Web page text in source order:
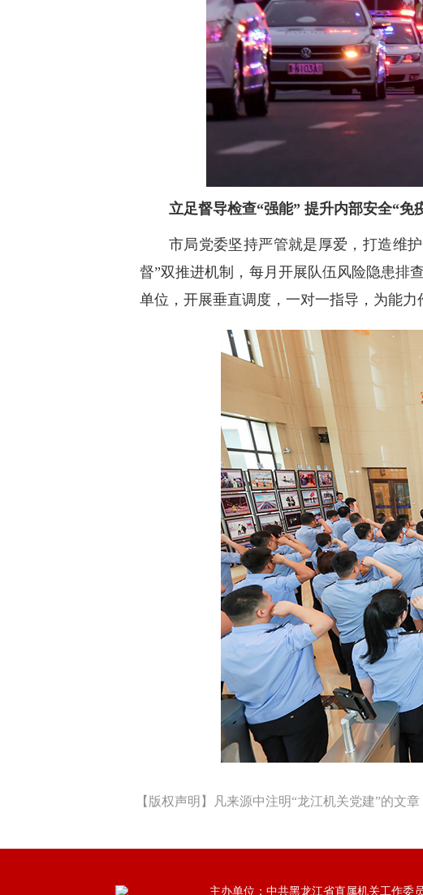
立足督导检查“强能” 提升内部安全“免
市局党委坚持严管就是厚爱，打造维
督”双推进机制，每月开展队伍风险隐患排
单位，开展垂直调度，一对一指导，为能力
【版权声明】凡来源中注明“龙江机关党建”的文
主办单位：中共黑龙江省直属机关工作委